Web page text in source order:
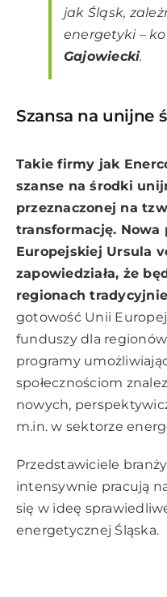
jak Śląsk,
energetyki –
Gajowiecki.
Szansa na unijne
Takie firmy jak
szanse na środki
przeznaczonej na
transformację. Nowa
Europejskiej Ursula
zapowiedziała, że
regionach
gotowość Unii
funduszy dla
programy
społecznościom
nowych,
m.in. w sektorze
Przedstawiciele
intensywnie pracują
się w ideę
energetycznej Śląska.